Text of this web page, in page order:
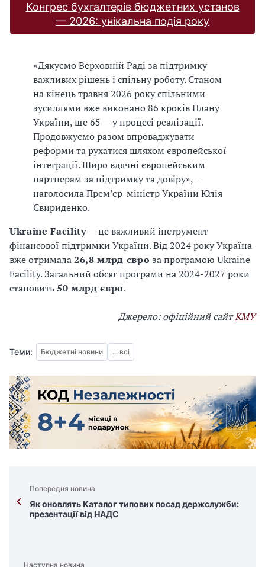
Конгрес бухгалтерів бюджетних установ
— 2026: унікальна подія року
«Дякуємо Верховній Раді за підтримку
важливих рішень і спільну роботу. Станом
на кінець травня 2026 року спільними
зусиллями вже виконано 86 кроків Плану
України, ще 65 — у процесі реалізації.
Продовжуємо разом впроваджувати
реформи та рухатися шляхом європейської
інтеграції. Щиро вдячні європейським
партнерам за підтримку та довіру», —
наголосила Прем’єр-міністр України Юлія
Свириденко.
Ukraine Facility— це важливий інструмент
фінансової підтримки України. Від 2024 року Україна
вже отримала26,8 млрд євро за програмою Ukraine
Facility. Загальний обсяг програми на 2024-2027 роки
становить50 млрд євро.
Джерело: офіційний сайтКМУ
Теми: Бюджетні новини ... всі
Попередня новина
Як оновлять Каталог типових посад держслужби:
презентації від НАДС
Наступна новина